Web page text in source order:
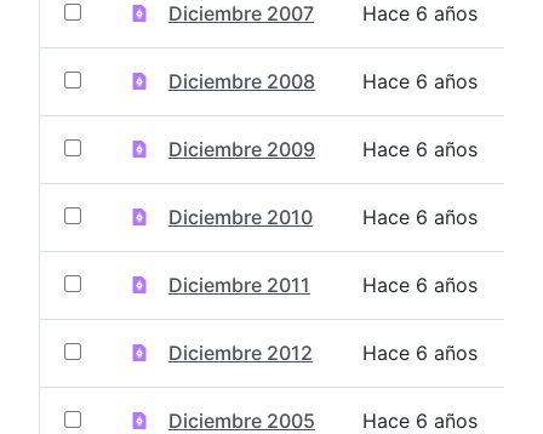
Diciembre 2007 Hace 6 años
Diciembre 2008 Hace 6 años
Diciembre 2009 Hace 6 años
Diciembre 2010 Hace 6 años
Diciembre 2011 Hace 6 años
Diciembre 2012 Hace 6 años
Diciembre 2005 Hace 6 años